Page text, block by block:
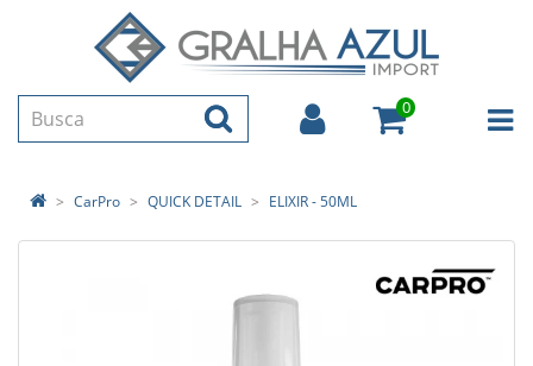
0
CarPro QUICK DETAIL ELIXIR - 50ML